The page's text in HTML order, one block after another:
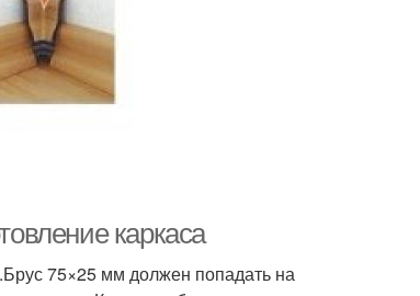
каркаса
75×25 мм должен попадать на